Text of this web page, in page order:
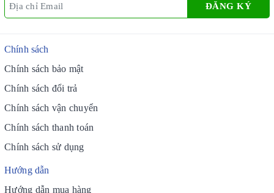
ĐĂNG KÝ
Chính sách
Chính sách bảo mật
Chính sách đổi trả
Chính sách vận chuyển
Chính sách thanh toán
Chính sách sử dụng
Hướng dẫn
Hướng dẫn mua hàng